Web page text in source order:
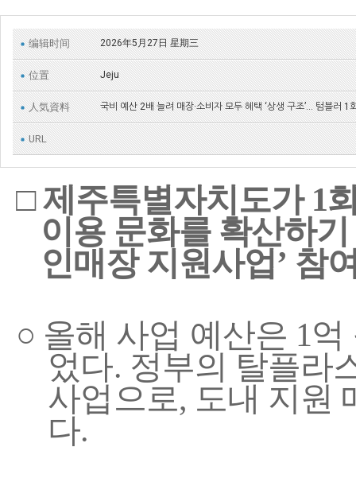
编辑时间 2026年5月27日 星期三
位置 Jeju
人気資料 국비 예산 2배 늘려 매장·소비자 모두 혜택 ‘상생 구조’... 텀블러
URL
□제주특별자치도가 1
이용 문화를 확산하
인매장 지원사업’ 참
○ 올해 사업 예산은 1억
었다. 정부의 탈플라
사업으로, 도내 지원
다.